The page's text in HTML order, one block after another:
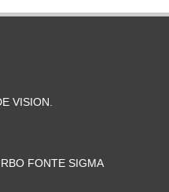
VISION.
FONTE SIGMA